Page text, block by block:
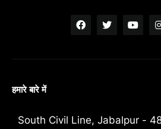
हमारे बारे में
South Civil Line, Jabalpur -